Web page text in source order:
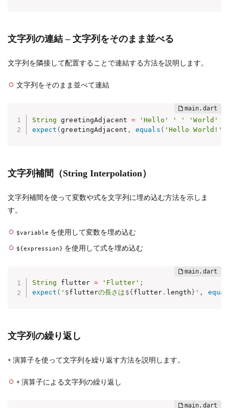
文字列の連結 – 文字列をそのまま並べる
文字列を隣接して配置することで連結する方法を説明します。
文字列をそのまま並べて連結
String greetingAdjacent = 'Hello' ' ' 'World'
expect (greetingAdjacent , equals ( 'Hello World!'
文字列補間（String Interpolation）
文字列補間を使って変数や式を文字列に埋め込む方法を示しま
す。
$variable を使用して変数を埋め込む
${expression} を使用して式を埋め込む
String flutter = 'Flutter' ;
expect ( ' $flutterの長さは ${ flutter . length } ' ,
文字列の繰り返し
* 演算子を使って文字列を繰り返す方法を説明します。
* 演算子による文字列の繰り返し